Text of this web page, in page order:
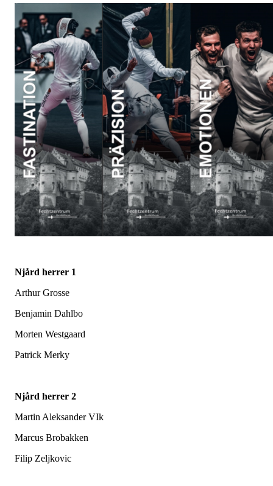
Njård herrer 1
Arthur Grosse
Benjamin Dahlbo
Morten Westgaard
Patrick Merky
Njård herrer 2
Martin Aleksander VIk
Marcus Brobakken
Filip Zeljkovic